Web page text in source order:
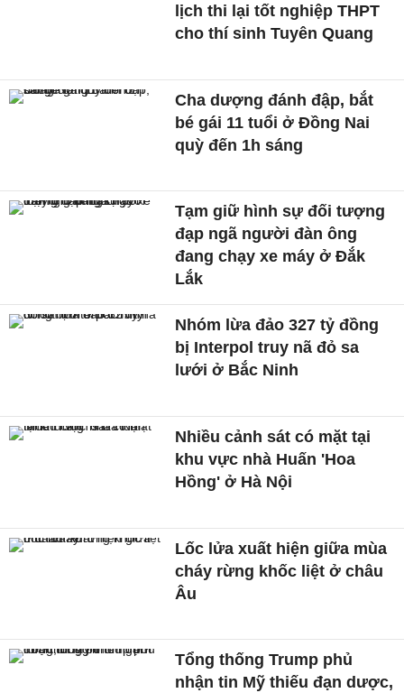
lịch thi lại tốt nghiệp THPT
cho thí sinh Tuyên Quang
Cha dượng đánh đập, bắt
bé gái 11 tuổi ở Đồng Nai
quỳ đến 1h sáng
Tạm giữ hình sự đối tượng
đạp ngã người đàn ông
đang chạy xe máy ở Đắk
Lắk
Nhóm lừa đảo 327 tỷ đồng
bị Interpol truy nã đỏ sa
lưới ở Bắc Ninh
Nhiều cảnh sát có mặt tại
khu vực nhà Huấn 'Hoa
Hồng' ở Hà Nội
Lốc lửa xuất hiện giữa mùa
cháy rừng khốc liệt ở châu
Âu
Tổng thống Trump phủ
nhận tin Mỹ thiếu đạn dược,